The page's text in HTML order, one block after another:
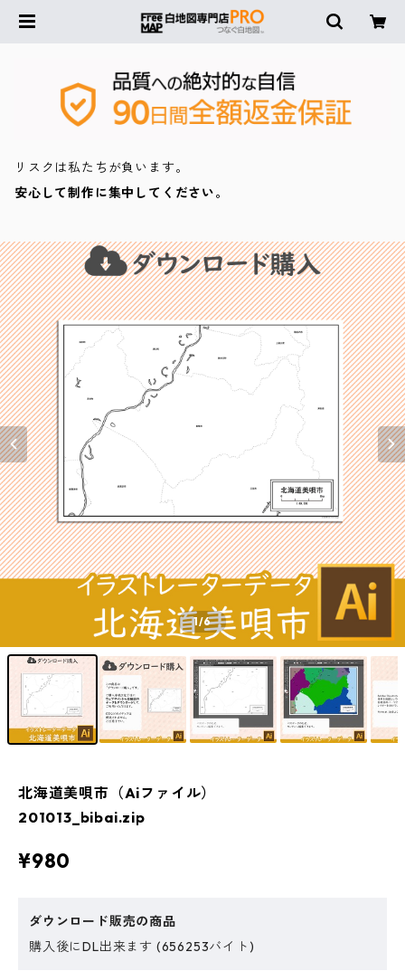
リスクは私たちが負います。
安心して制作に集中してください。
1/6
北海道美唄市（Aiファイル）
201013_bibai.zip
¥980
ダウンロード販売の商品
購入後にDL出来ます (656253バイト)